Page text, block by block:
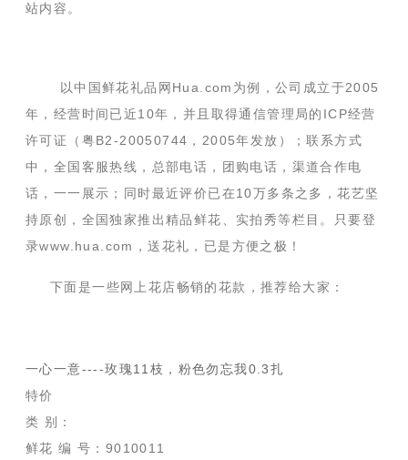
站内容。
以中国鲜花礼品网Hua.com为例，公司成立于2005
年，经营时间已近10年，并且取得通信管理局的ICP经营
许可证（粤B2-20050744，2005年发放）；联系方式
中，全国客服热线，总部电话，团购电话，渠道合作电
话，一一展示；同时最近评价已在10万多条之多，花艺坚
持原创，全国独家推出精品鲜花、实拍秀等栏目。只要登
录www.hua.com，送花礼，已是方便之极！
下面是一些网上花店畅销的花款，推荐给大家：
一心一意----玫瑰11枝，粉色勿忘我0.3扎
特价
类 别：
鲜花 编 号：9010011